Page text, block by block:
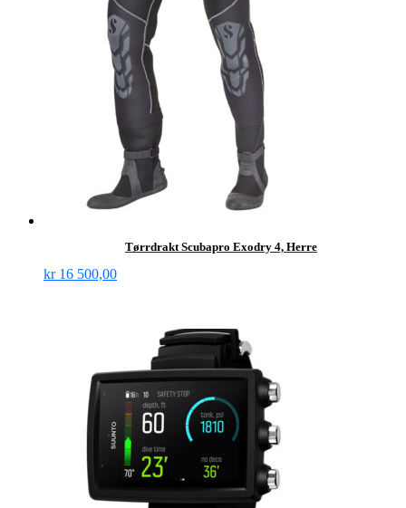
Tørrdrakt Scubapro Exodry 4, Herre
kr16 500,00